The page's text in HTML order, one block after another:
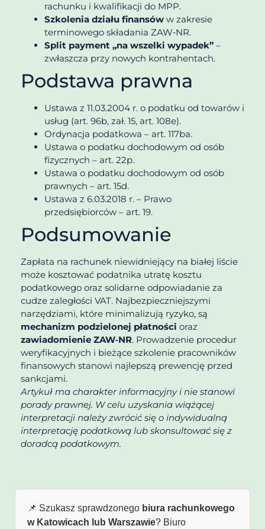
rachunku i kwalifikacji do MPP.
Szkolenia działu finansów w zakresie
terminowego składania ZAW‑NR.
Split payment „na wszelki wypadek” –
zwłaszcza przy nowych kontrahentach.
Podstawa prawna
Ustawa z 11.03.2004 r. o podatku od towarów i
usług (art. 96b, zał. 15, art. 108e).
Ordynacja podatkowa – art. 117ba.
Ustawa o podatku dochodowym od osób
fizycznych – art. 22p.
Ustawa o podatku dochodowym od osób
prawnych – art. 15d.
Ustawa z 6.03.2018 r. – Prawo
przedsiębiorców – art. 19.
Podsumowanie
Zapłata na rachunek niewidniejący na białej liście
może kosztować podatnika utratę kosztu
podatkowego oraz solidarne odpowiadanie za
cudze zaległości VAT. Najbezpieczniejszymi
narzędziami, które minimalizują ryzyko, są
mechanizm podzielonej płatności oraz
zawiadomienie ZAW‑NR. Prowadzenie procedur
weryfikacyjnych i bieżące szkolenie pracowników
finansowych stanowi najlepszą prewencję przed
sankcjami.
Artykuł ma charakter informacyjny i nie stanowi
porady prawnej. W celu uzyskania wiążącej
interpretacji należy zwrócić się o indywidualną
interpretację podatkową lub skonsultować się z
doradcą podatkowym.
📌 Szukasz sprawdzonego biura rachunkowego
w Katowicach lub Warszawie? Biuro